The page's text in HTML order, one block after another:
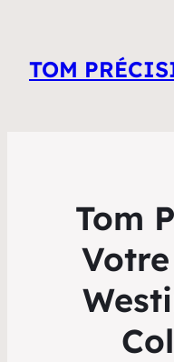
TOM
Tom